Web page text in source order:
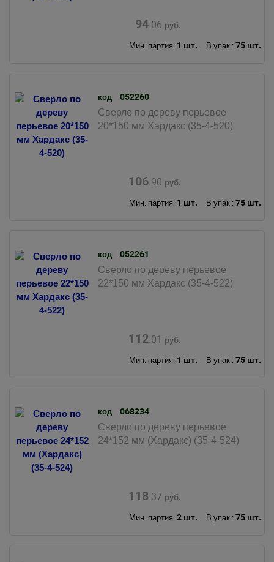
94.06 руб.
Мин. партия: 1 шт. В упак.: 75 шт.
код 052260
Сверло по дереву перьевое
20*150 мм Хардакс (35-4-520)
106.90 руб.
Мин. партия: 1 шт. В упак.: 75 шт.
код 052261
Сверло по дереву перьевое
22*150 мм Хардакс (35-4-522)
112.01 руб.
Мин. партия: 1 шт. В упак.: 75 шт.
код 068234
Сверло по дереву перьевое
24*152 мм (Хардакс) (35-4-524)
118.37 руб.
Мин. партия: 2 шт. В упак.: 75 шт.